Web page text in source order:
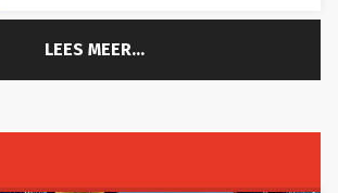
LEES MEER...